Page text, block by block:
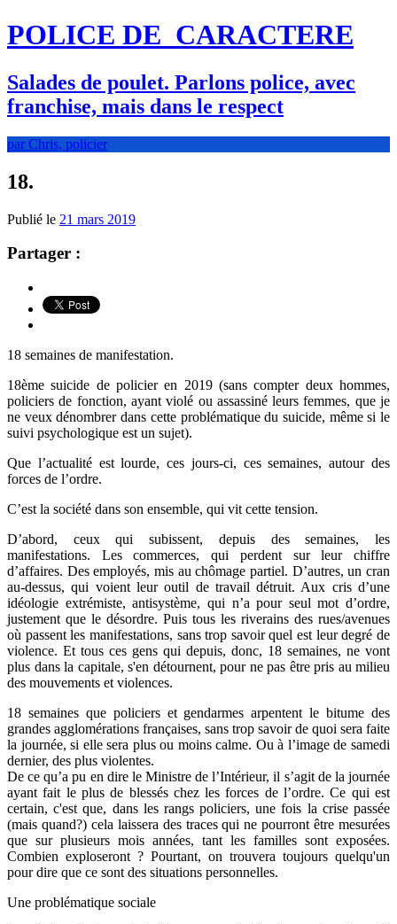
POLICE DE CARACTERE
Salades de poulet. Parlons police, avec
franchise, mais dans le respect
par Chris, policier
18.
Publié le 21 mars 2019
Partager :
18 semaines de manifestation.
18ème suicide de policier en 2019 (sans compter deux hommes,
policiers de fonction, ayant violé ou assassiné leurs femmes, que je
ne veux dénombrer dans cette problématique du suicide, même si le
suivi psychologique est un sujet).
Que l’actualité est lourde, ces jours-ci, ces semaines, autour des
forces de l’ordre.
C’est la société dans son ensemble, qui vit cette tension.
D’abord, ceux qui subissent, depuis des semaines, les
manifestations. Les commerces, qui perdent sur leur chiffre
d’affaires. Des employés, mis au chômage partiel. D’autres, un cran
au-dessus, qui voient leur outil de travail détruit. Aux cris d’une
idéologie extrémiste, antisystème, qui n’a pour seul mot d’ordre,
justement que le désordre. Puis tous les riverains des rues/avenues
où passent les manifestations, sans trop savoir quel est leur degré de
violence. Et tous ces gens qui depuis, donc, 18 semaines, ne vont
plus dans la capitale, s'en détournent, pour ne pas être pris au milieu
des mouvements et violences.
18 semaines que policiers et gendarmes arpentent le bitume des
grandes agglomérations françaises, sans trop savoir de quoi sera faite
la journée, si elle sera plus ou moins calme. Ou à l’image de samedi
dernier, des plus violentes.
De ce qu’a pu en dire le Ministre de l’Intérieur, il s’agit de la journée
ayant fait le plus de blessés chez les forces de l’ordre. Ce qui est
certain, c'est que, dans les rangs policiers, une fois la crise passée
(mais quand?) cela laissera des traces qui ne pourront être mesurées
que sur plusieurs mois années, tant les familles sont exposées.
Combien exploseront ? Pourtant, on trouvera toujours quelqu'un
pour dire que ce sont des situations personnelles.
Une problématique sociale